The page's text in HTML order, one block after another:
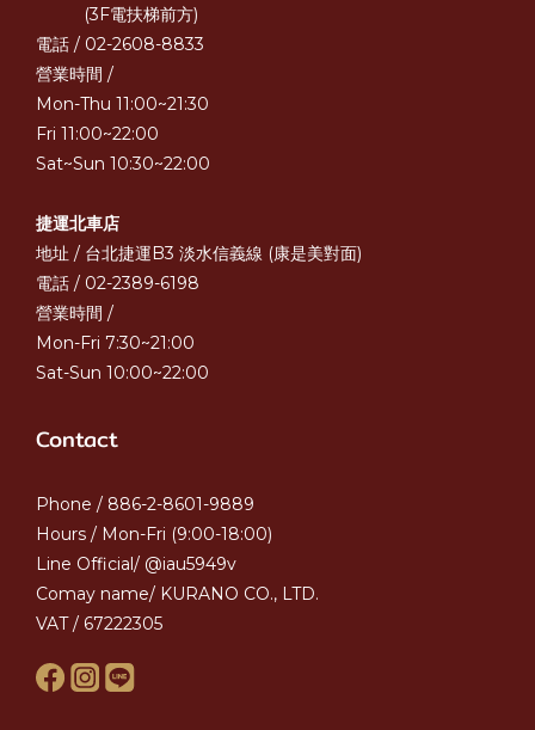
(3F電扶梯前方)
電話 / 02-2608-8833
營業時間 /
Mon-Thu 11:00~21:30
Fri 11:00~22:00
Sat~Sun 10:30~22:00
捷運北車店
地址 / 台北捷運B3 淡水信義線 (康是美對面)
電話 / 02-2389-6198
營業時間 /
Mon-Fri 7:30~21:00
Sat-Sun 10:00~22:00
Contact
Phone / 886-2-8601-9889
Hours / Mon-Fri (9:00-18:00)
Line Official/ @iau5949v
Comay name/ KURANO CO., LTD.
VAT / 67222305